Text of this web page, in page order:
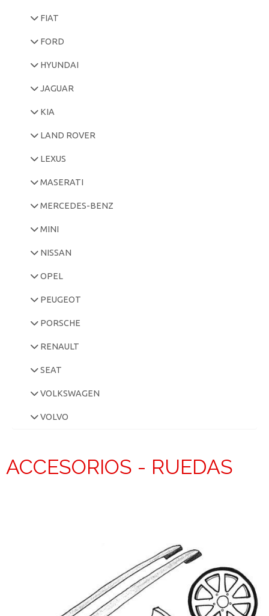
FIAT
FORD
HYUNDAI
JAGUAR
KIA
LAND ROVER
LEXUS
MASERATI
MERCEDES-BENZ
MINI
NISSAN
OPEL
PEUGEOT
PORSCHE
RENAULT
SEAT
VOLKSWAGEN
VOLVO
ACCESORIOS - RUEDAS